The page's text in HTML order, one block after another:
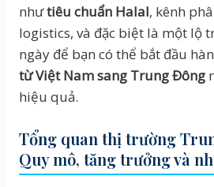
nhưtiêu chuẩn Halal, kênh
logistics, và đặc biệt là một lộ
ngày để bạn có thể bắt đầu
từ Việt Nam sang Trung Đông
hiệu quả.
Tổng quan thị trường
Quy mô, tăng trưởng và